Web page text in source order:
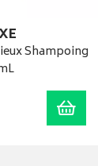
Shampoing